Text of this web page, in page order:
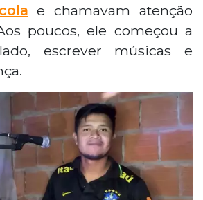
e chamavam atenção
poucos, ele começou a
escrever músicas e